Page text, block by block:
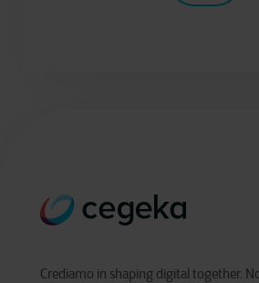
Crediamo in shaping digital together.